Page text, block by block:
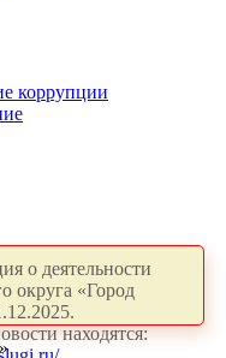
коррупции
о деятельности
округа «Город
находятся: